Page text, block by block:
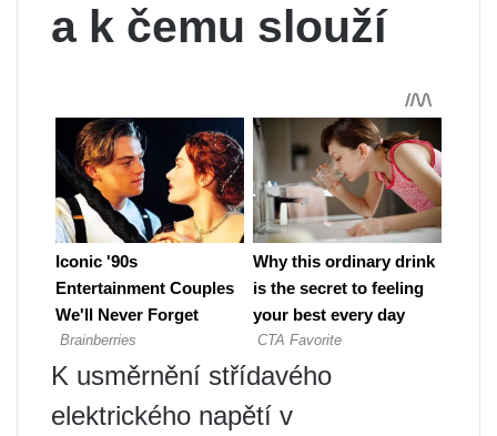
a k čemu slouží
K usměrnění střídavého
elektrického napětí v